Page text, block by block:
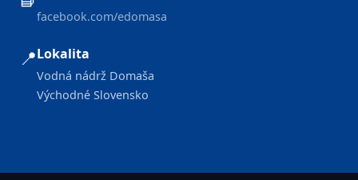
facebook.com/edomasa
📍Lokalita
Vodná nádrž Domaša
Východné Slovensko